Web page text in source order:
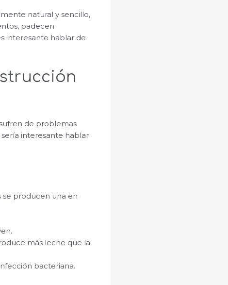
natural y sencillo,
padecen
interesante hablar de
de problemas
interesante hablar
se producen una en
más leche que la
bacteriana.